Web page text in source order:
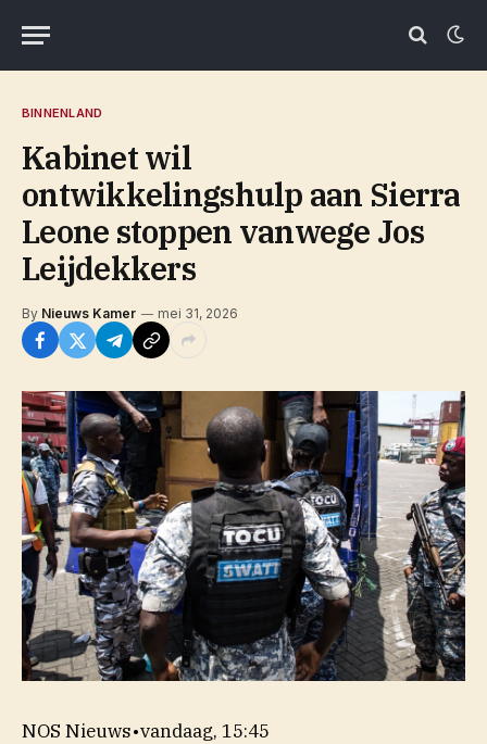
BINNENLAND
Kabinet wil
ontwikkelingshulp aan Sierra
Leone stoppen vanwege Jos
Leijdekkers
By Nieuws Kamer mei 31, 2026
NOS Nieuws•vandaag, 15:45